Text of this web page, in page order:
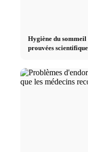
Hygiène du
prouvées